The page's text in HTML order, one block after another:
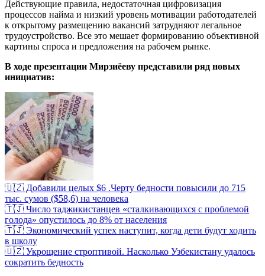
Действующие правила, недостаточная цифровизация
процессов найма и низкий уровень мотивации работодателей
к открытому размещению вакансий затрудняют легальное
трудоустройство. Все это мешает формированию объективной
картины спроса и предложения на рабочем рынке.
В ходе презентации Мирзиёеву представили ряд новых
инициатив:
🇺🇿 Добавили целых $6 .Черту бедности повысили до 715
тыс. сумов ($58,6) на человека
🇹🇯 Число таджикистанцев «сталкивающихся с проблемой
голода» опустилось до 8% от населения
🇹🇯 Экономический успех наступит, когда дети будут ходить
в школу
🇺🇿 Укрощение строптивой. Насколько Узбекистану удалось
сократить бедность